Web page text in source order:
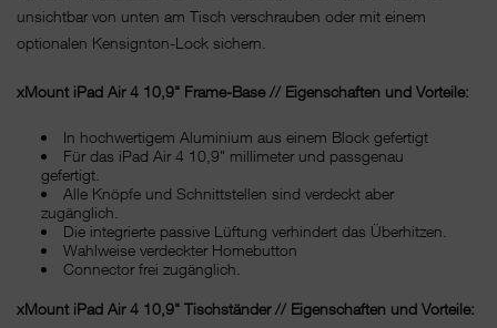
unsichtbar von unten am Tisch verschrauben oder mit einem
optionalen Kensignton-Lock sichern.
xMount iPad Air 4 10,9" Frame-Base // Eigenschaften und Vorteile:
In hochwertigem Aluminium aus einem Block gefertigt
Für das iPad Air 4 10,9" millimeter und passgenau
gefertigt.
Alle Knöpfe und Schnittstellen sind verdeckt aber
zugänglich.
Die integrierte passive Lüftung verhindert das Überhitzen.
Wahlweise verdeckter Homebutton
Connector frei zugänglich.
xMount iPad Air 4 10,9" Tischständer // Eigenschaften und Vorteile: